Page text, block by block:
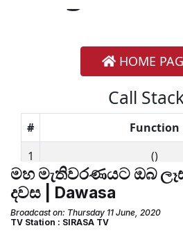
මහ මැතිවරණයට ඔබ
දවස | Dawasa
Broadcast on: Thursday 11 June, 2020
TV Station : SIRASA TV